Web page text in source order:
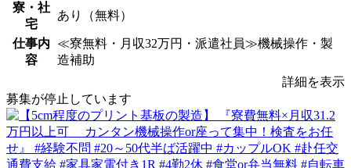
寮・社
宅
あり（無料）
仕事内
容
≪寮無料・月収32万円・派遣社員≫機械操作・製
造補助
詳細を表示
募集が停止しています